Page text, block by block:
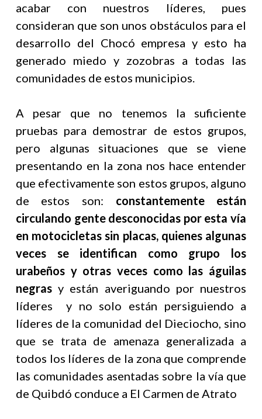
acabar con nuestros líderes, pues
consideran que son unos obstáculos para el
desarrollo del Chocó empresa y esto ha
generado miedo y zozobras a todas las
comunidades de estos municipios.
A pesar que no tenemos la suficiente
pruebas para demostrar de estos grupos,
pero algunas situaciones que se viene
presentando en la zona nos hace entender
que efectivamente son estos grupos, alguno
de estos son: constantemente están
circulando gente desconocidas por esta vía
en motocicletas sin placas, quienes algunas
veces se identifican como grupo los
urabeños y otras veces como las águilas
negrasy están averiguando por nuestros
líderes y no solo están persiguiendo a
líderes de la comunidad del Dieciocho, sino
que se trata de amenaza generalizada a
todos los líderes de la zona que comprende
las comunidades asentadas sobre la vía que
de Quibdó conduce a El Carmen de Atrato